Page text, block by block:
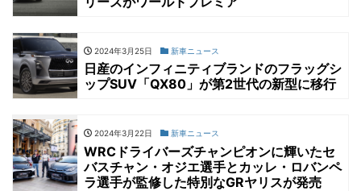
2024年3月25日 新車ニュース
日産のインフィニティブランドのフラッグシ
ップSUV「QX80」が第2世代の新型に移行
2024年3月22日 新車ニュース
WRCドライバーズチャンピオンに輝いたセ
バスチャン・オジエ選手とカッレ・ロバンペ
ラ選手が監修した特別なGRヤリスが発売